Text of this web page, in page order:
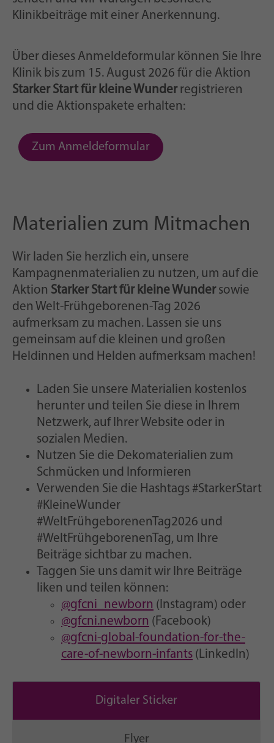
Klinikbeiträge mit einer Anerkennung.
Über dieses Anmeldeformular können Sie Ihre
Klinik bis zum 15. August 2026 für die Aktion
Starker Start für kleine Wunderregistrieren
und die Aktionspakete erhalten:
Zum Anmeldeformular
Materialien zum Mitmachen
Wir laden Sie herzlich ein, unsere
Kampagnenmaterialien zu nutzen, um auf die
Aktion Starker Start für kleine Wundersowie
den Welt-Frühgeborenen-Tag 2026
aufmerksam zu machen. Lassen sie uns
gemeinsam auf die kleinen und großen
Heldinnen und Helden aufmerksam machen!
Laden Sie unsere Materialien kostenlos
herunter und teilen Sie diese in Ihrem
Netzwerk, auf Ihrer Website oder in
sozialen Medien.
Nutzen Sie die Dekomaterialien zum
Schmücken und Informieren
Verwenden Sie die Hashtags #StarkerStart
#KleineWunder
#WeltFrühgeborenenTag2026 und
#WeltFrühgeborenenTag, um Ihre
Beiträge sichtbar zu machen.
Taggen Sie uns damit wir Ihre Beiträge
liken und teilen können:
@gfcni_newborn (Instagram) oder
@gfcni.newborn (Facebook)
@gfcni-global-foundation-for-the-
care-of-newborn-infants (LinkedIn)
Digitaler Sticker
Flyer